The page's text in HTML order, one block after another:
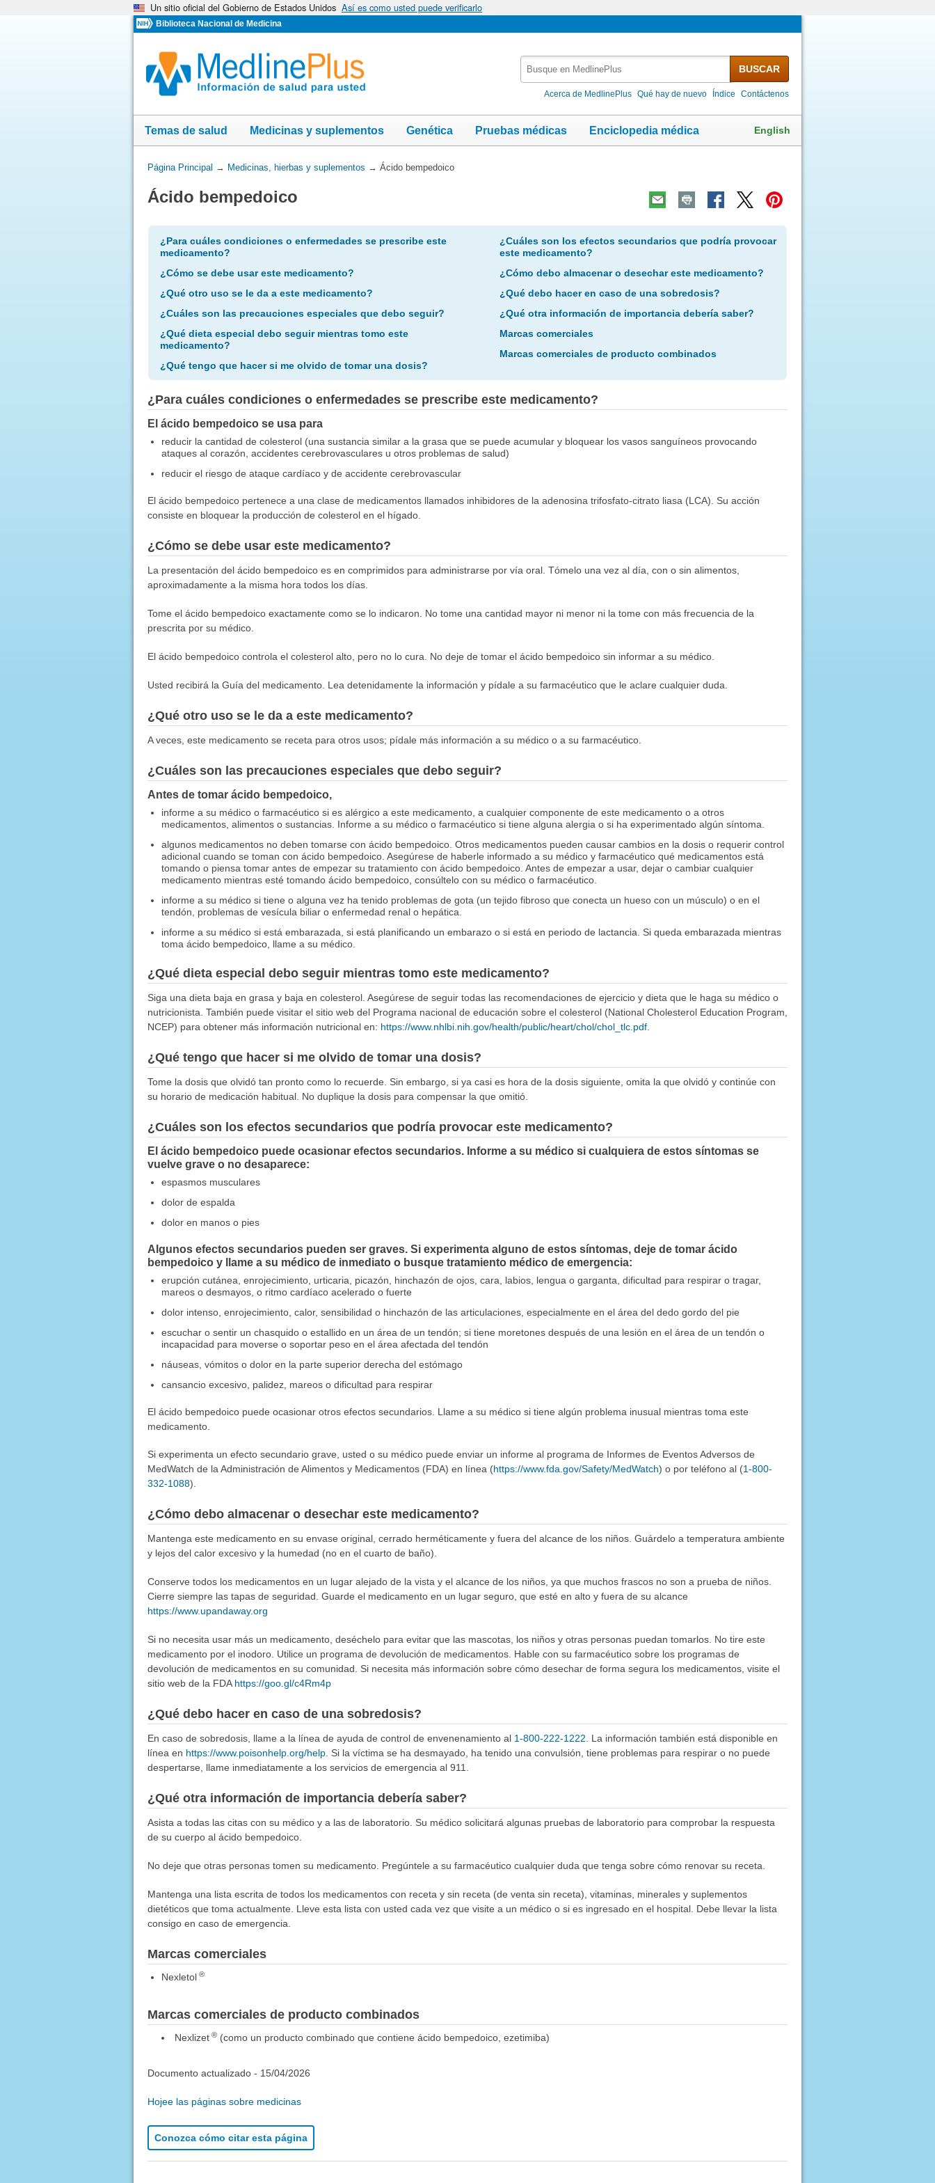
Un sitio oficial del Gobierno de Estados Unidos Así es como usted puede verificarlo
Biblioteca Nacional de Medicina
MedlinePlus
BUSCAR
Acerca de MedlinePlus Qué hay de nuevo Índice Contáctenos
Temas de salud Medicinas y suplementos Genética Pruebas médicas Enciclopedia médica English
Usted
aquí:
Página Principal → Medicinas, hierbas y suplementos → Ácido bempedoico
Ácido bempedoico
¿Para cuáles condiciones o enfermedades se prescribe este
medicamento?
¿Cómo se debe usar este medicamento?
¿Qué otro uso se le da a este medicamento?
¿Cuáles son las precauciones especiales que debo seguir?
¿Qué dieta especial debo seguir mientras tomo este
medicamento?
¿Qué tengo que hacer si me olvido de tomar una dosis?
¿Cuáles son los efectos secundarios que podría provocar
este medicamento?
¿Cómo debo almacenar o desechar este medicamento?
¿Qué debo hacer en caso de una sobredosis?
¿Qué otra información de importancia debería saber?
Marcas comerciales
Marcas comerciales de producto combinados
¿Para cuáles condiciones o enfermedades se prescribe este medicamento?
El ácido bempedoico se usa para
reducir la cantidad de colesterol (una sustancia similar a la grasa que se puede acumular y bloquear los vasos sanguíneos provocando
ataques al corazón, accidentes cerebrovasculares u otros problemas de salud)
reducir el riesgo de ataque cardíaco y de accidente cerebrovascular
El ácido bempedoico pertenece a una clase de medicamentos llamados inhibidores de la adenosina trifosfato-citrato liasa (LCA). Su acción
consiste en bloquear la producción de colesterol en el hígado.
¿Cómo se debe usar este medicamento?
La presentación del ácido bempedoico es en comprimidos para administrarse por vía oral. Tómelo una vez al día, con o sin alimentos,
aproximadamente a la misma hora todos los días.
Tome el ácido bempedoico exactamente como se lo indicaron. No tome una cantidad mayor ni menor ni la tome con más frecuencia de la
prescrita por su médico.
El ácido bempedoico controla el colesterol alto, pero no lo cura. No deje de tomar el ácido bempedoico sin informar a su médico.
Usted recibirá la Guía del medicamento. Lea detenidamente la información y pídale a su farmacéutico que le aclare cualquier duda.
¿Qué otro uso se le da a este medicamento?
A veces, este medicamento se receta para otros usos; pídale más información a su médico o a su farmacéutico.
¿Cuáles son las precauciones especiales que debo seguir?
Antes de tomar ácido bempedoico,
informe a su médico o farmacéutico si es alérgico a este medicamento, a cualquier componente de este medicamento o a otros
medicamentos, alimentos o sustancias. Informe a su médico o farmacéutico si tiene alguna alergia o si ha experimentado algún síntoma.
algunos medicamentos no deben tomarse con ácido bempedoico. Otros medicamentos pueden causar cambios en la dosis o requerir control
adicional cuando se toman con ácido bempedoico. Asegúrese de haberle informado a su médico y farmacéutico qué medicamentos está
tomando o piensa tomar antes de empezar su tratamiento con ácido bempedoico. Antes de empezar a usar, dejar o cambiar cualquier
medicamento mientras esté tomando ácido bempedoico, consúltelo con su médico o farmacéutico.
informe a su médico si tiene o alguna vez ha tenido problemas de gota (un tejido fibroso que conecta un hueso con un músculo) o en el
tendón, problemas de vesícula biliar o enfermedad renal o hepática.
informe a su médico si está embarazada, si está planificando un embarazo o si está en periodo de lactancia. Si queda embarazada mientras
toma ácido bempedoico, llame a su médico.
¿Qué dieta especial debo seguir mientras tomo este medicamento?
Siga una dieta baja en grasa y baja en colesterol. Asegúrese de seguir todas las recomendaciones de ejercicio y dieta que le haga su médico o
nutricionista. También puede visitar el sitio web del Programa nacional de educación sobre el colesterol (National Cholesterol Education Program,
NCEP) para obtener más información nutricional en: https://www.nhlbi.nih.gov/health/public/heart/chol/chol_tlc.pdf.
¿Qué tengo que hacer si me olvido de tomar una dosis?
Tome la dosis que olvidó tan pronto como lo recuerde. Sin embargo, si ya casi es hora de la dosis siguiente, omita la que olvidó y continúe con
su horario de medicación habitual. No duplique la dosis para compensar la que omitió.
¿Cuáles son los efectos secundarios que podría provocar este medicamento?
El ácido bempedoico puede ocasionar efectos secundarios. Informe a su médico si cualquiera de estos síntomas se
vuelve grave o no desaparece:
espasmos musculares
dolor de espalda
dolor en manos o pies
Algunos efectos secundarios pueden ser graves. Si experimenta alguno de estos síntomas, deje de tomar ácido
bempedoico y llame a su médico de inmediato o busque tratamiento médico de emergencia:
erupción cutánea, enrojecimiento, urticaria, picazón, hinchazón de ojos, cara, labios, lengua o garganta, dificultad para respirar o tragar,
mareos o desmayos, o ritmo cardíaco acelerado o fuerte
dolor intenso, enrojecimiento, calor, sensibilidad o hinchazón de las articulaciones, especialmente en el área del dedo gordo del pie
escuchar o sentir un chasquido o estallido en un área de un tendón; si tiene moretones después de una lesión en el área de un tendón o
incapacidad para moverse o soportar peso en el área afectada del tendón
náuseas, vómitos o dolor en la parte superior derecha del estómago
cansancio excesivo, palidez, mareos o dificultad para respirar
El ácido bempedoico puede ocasionar otros efectos secundarios. Llame a su médico si tiene algún problema inusual mientras toma este
medicamento.
Si experimenta un efecto secundario grave, usted o su médico puede enviar un informe al programa de Informes de Eventos Adversos de
MedWatch de la Administración de Alimentos y Medicamentos (FDA) en línea (https://www.fda.gov/Safety/MedWatch) o por teléfono al (1-800-
332-1088).
¿Cómo debo almacenar o desechar este medicamento?
Mantenga este medicamento en su envase original, cerrado herméticamente y fuera del alcance de los niños. Guárdelo a temperatura ambiente
y lejos del calor excesivo y la humedad (no en el cuarto de baño).
Conserve todos los medicamentos en un lugar alejado de la vista y el alcance de los niños, ya que muchos frascos no son a prueba de niños.
Cierre siempre las tapas de seguridad. Guarde el medicamento en un lugar seguro, que esté en alto y fuera de su alcance
https://www.upandaway.org
Si no necesita usar más un medicamento, deséchelo para evitar que las mascotas, los niños y otras personas puedan tomarlos. No tire este
medicamento por el inodoro. Utilice un programa de devolución de medicamentos. Hable con su farmacéutico sobre los programas de
devolución de medicamentos en su comunidad. Si necesita más información sobre cómo desechar de forma segura los medicamentos, visite el
sitio web de la FDAhttps://goo.gl/c4Rm4p
¿Qué debo hacer en caso de una sobredosis?
En caso de sobredosis, llame a la línea de ayuda de control de envenenamiento al 1-800-222-1222. La información también está disponible en
línea en https://www.poisonhelp.org/help. Si la víctima se ha desmayado, ha tenido una convulsión, tiene problemas para respirar o no puede
despertarse, llame inmediatamente a los servicios de emergencia al 911.
¿Qué otra información de importancia debería saber?
Asista a todas las citas con su médico y a las de laboratorio. Su médico solicitará algunas pruebas de laboratorio para comprobar la respuesta
de su cuerpo al ácido bempedoico.
No deje que otras personas tomen su medicamento. Pregúntele a su farmacéutico cualquier duda que tenga sobre cómo renovar su receta.
Mantenga una lista escrita de todos los medicamentos con receta y sin receta (de venta sin receta), vitaminas, minerales y suplementos
dietéticos que toma actualmente. Lleve esta lista con usted cada vez que visite a un médico o si es ingresado en el hospital. Debe llevar la lista
consigo en caso de emergencia.
Marcas comerciales
Nexletol ®
Marcas comerciales de producto combinados
Nexlizet ®(como un producto combinado que contiene ácido bempedoico, ezetimiba)
Documento actualizado - 15/04/2026
Hojee las páginas sobre medicinas
Conozca cómo citar esta página